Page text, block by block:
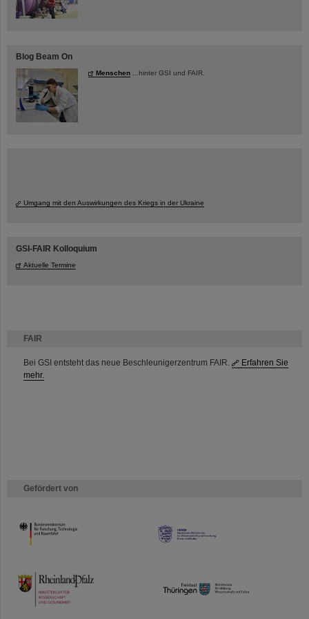
FAIR
Bei GSI entsteht das neue Beschleunigerzentrum FAIR.
Erfahren Sie
mehr.
Gefördert von
HMWK
TMWWDG
Blog Beam On
Menschen ...hinter GSI und FAIR.
Umgang mit den Auswirkungen des Kriegs in der Ukraine
GSI-FAIR Kolloquium
Aktuelle Termine